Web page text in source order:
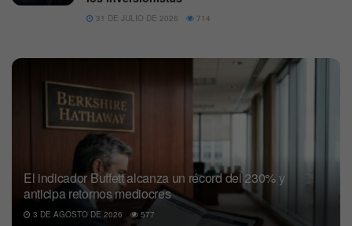
31 DE JULIO DE 2026 714
El indicador Buffett alcanza un récord del 230% y
anticipa retornos mediocres
3 DE AGOSTO DE 2026 577